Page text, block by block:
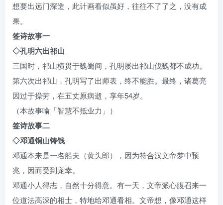
想要出远门深造，此计画看似虽好，往往不了了之，没有成
果。
签诗故事一
◇孔明六出祁山
三国时，祁山横贯于魏蜀间，孔明屡出祁山伐魏都不成功。
第六次出祁山，孔明写了出师表，终不能胜。最终，诸葛亮
因过于操劳，在五丈原病逝，享年54岁。
（本故事喻「智慧不抵业力」）
签诗故事二
◇邓通铜山铸钱
邓通本来是一名船夫（黄头郎），因为符合汉文帝梦中预
兆，因而受到宠幸。
邓通小人得志，自然十分得意。有一天，文帝派心腹召来一
位道法高深的相士，特地给邓通看相。文帝想，像邓通这样